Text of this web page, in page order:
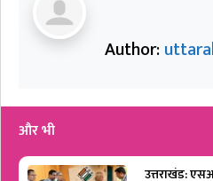
Author:
और भी
उत्तराखंड: